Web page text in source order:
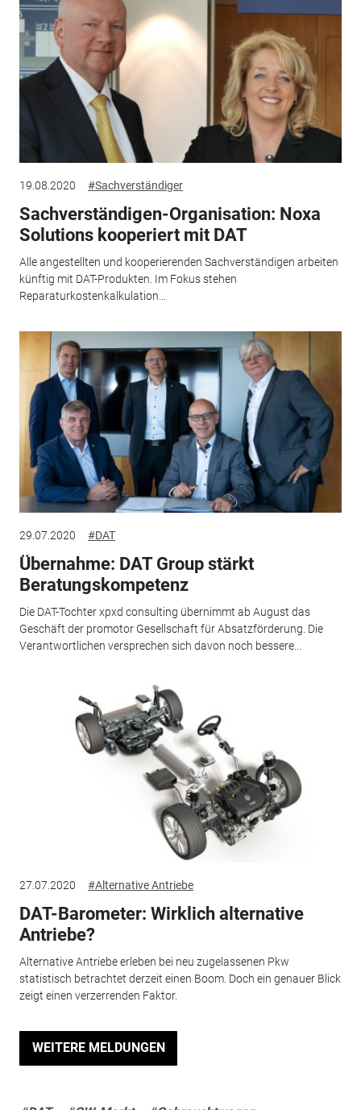
19.08.2020 #Sachverständiger
Sachverständigen-Organisation: Noxa
Solutions kooperiert mit DAT
Alle angestellten und kooperierenden Sachverständigen arbeiten
künftig mit DAT-Produkten. Im Fokus stehen
Reparaturkostenkalkulation...
29.07.2020 #DAT
Übernahme: DAT Group stärkt
Beratungskompetenz
Die DAT-Tochter xpxd consulting übernimmt ab August das
Geschäft der promotor Gesellschaft für Absatzförderung. Die
Verantwortlichen versprechen sich davon noch bessere...
27.07.2020 #Alternative Antriebe
DAT-Barometer: Wirklich alternative
Antriebe?
Alternative Antriebe erleben bei neu zugelassenen Pkw
statistisch betrachtet derzeit einen Boom. Doch ein genauer Blick
zeigt einen verzerrenden Faktor.
WEITERE MELDUNGEN